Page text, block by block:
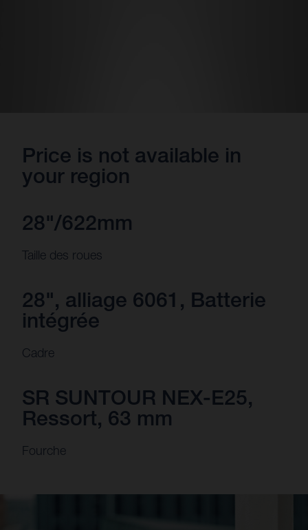
Price is not available in
your region
28"/622mm
Taille des roues
28", alliage 6061, Batterie
intégrée
Cadre
SR SUNTOUR NEX-E25,
Ressort, 63 mm
Fourche